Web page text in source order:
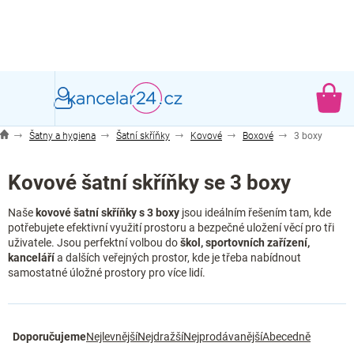
Šatny a hygiena Šatní skříňky Kovové Boxové 3 boxy
Kovové šatní skříňky se 3 boxy
Naše kovové šatní skříňky s 3 boxy jsou ideálním řešením tam, kde
potřebujete efektivní využití prostoru a bezpečné uložení věcí pro tři
uživatele. Jsou perfektní volbou doškol, sportovních zařízení,
kancelářía dalších veřejných prostor, kde je třeba nabídnout
samostatné úložné prostory pro více lidí.
a
DoporučujemeNejlevnějšíNejdražšíNejprodávanějšíAbecedně